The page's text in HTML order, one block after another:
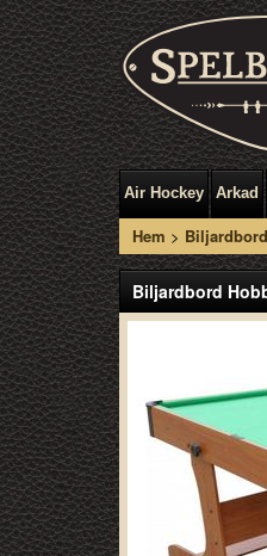
Air Hockey Arkad
Hem > Biljardbord
Biljardbord